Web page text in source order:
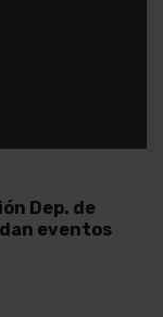
Dep. de
eventos